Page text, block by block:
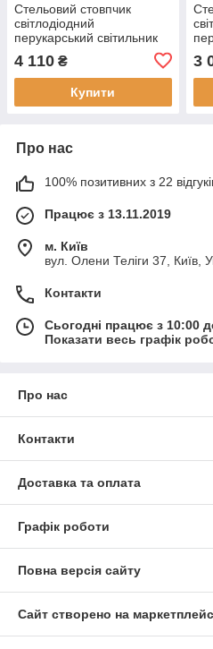
Стельовий стовпчик
світлодіодний
перукарський світильник
вивіска для вітальні 120
см
4 110 ₴
Купити
3
Про нас
100% позитивних з 22
Працює з 13.11.2019
м. Київ
вул. Олени Теліги 37, Київ,
Контакти
Сьогодні працює з 10:00
Показати весь графік
Про нас
Контакти
Доставка та оплата
Графік роботи
Повна версія сайту
Сайт створено на